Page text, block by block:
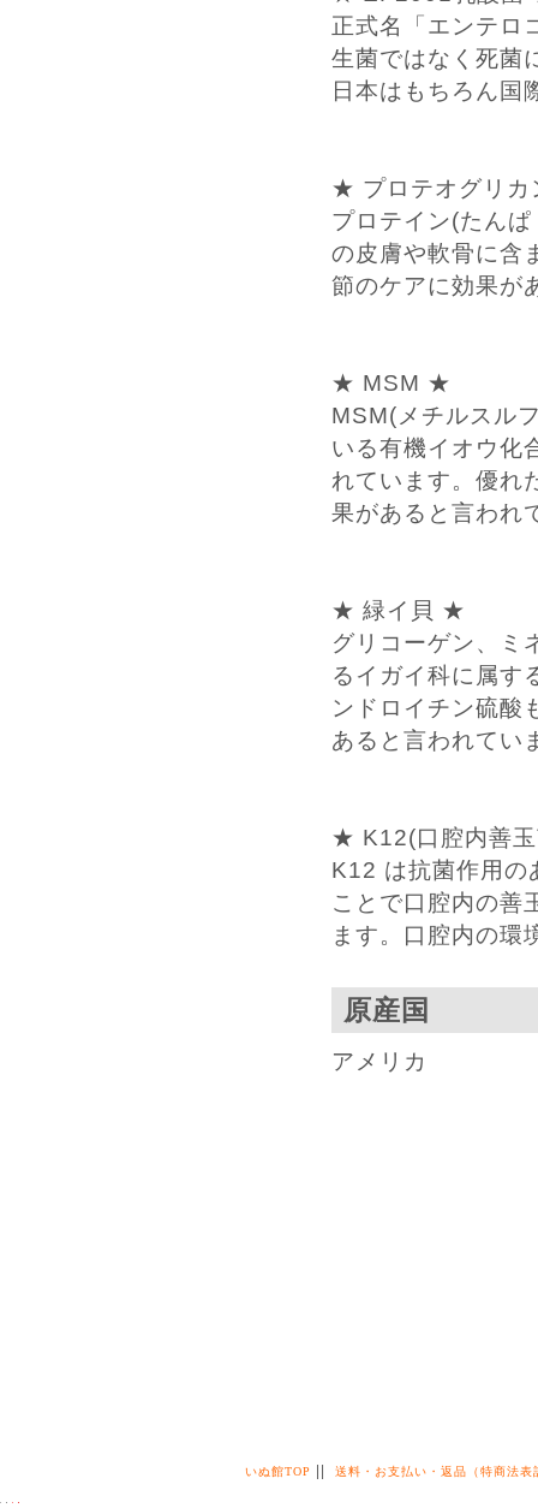
正式名「エンテロ
生菌ではなく死菌
日本はもちろん国
★ プロテオグリ
プロテイン(たん
の皮膚や軟骨に含
節のケアに効果が
★ MSM ★
MSM(メチルスル
いる有機イオウ化
れています。優れ
果があると言われ
★ 緑イ貝 ★
グリコーゲン、ミ
るイガイ科に属す
ンドロイチン硫酸
あると言われてい
★ K12(口腔内善
K12 は抗菌作用の
ことで口腔内の善
ます。口腔内の環
原産国
アメリカ
いぬ館TOP || 送料・お支払い・返品（特商法表